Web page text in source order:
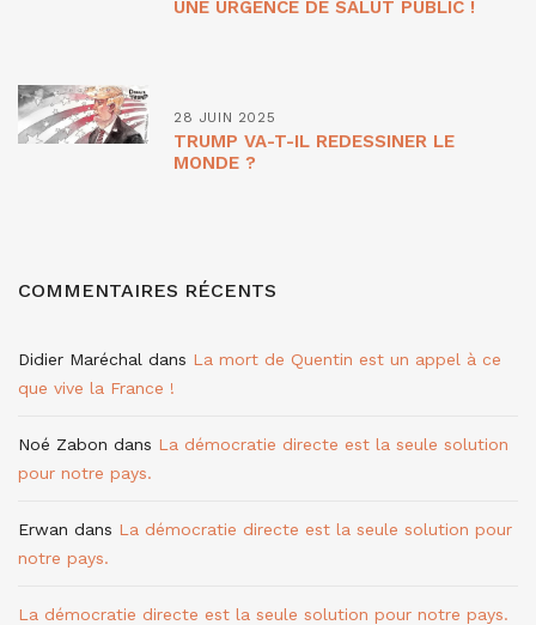
UNE URGENCE DE SALUT PUBLIC !
28 JUIN 2025
TRUMP VA-T-IL REDESSINER LE
MONDE ?
COMMENTAIRES RÉCENTS
Didier Maréchal dans La mort de Quentin est un appel à ce
que vive la France !
Noé Zabon dans La démocratie directe est la seule solution
pour notre pays.
Erwan dans La démocratie directe est la seule solution pour
notre pays.
La démocratie directe est la seule solution pour notre pays.